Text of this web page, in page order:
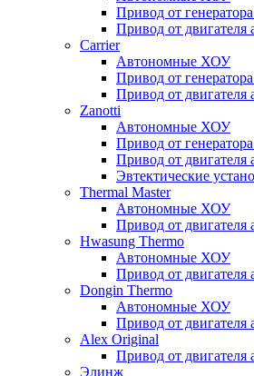
Привод от
Привод от двигателя
Carrier
Автономные ХОУ
Привод от
Привод от двигателя
Zanotti
Автономные ХОУ
Привод от
Привод от двигателя
Эвтектические
Thermal Master
Автономные ХОУ
Привод от двигателя
Hwasung Thermo
Автономные ХОУ
Привод от двигателя
Dongin Thermo
Автономные ХОУ
Привод от двигателя
Alex Original
Привод от двигателя
Элинж